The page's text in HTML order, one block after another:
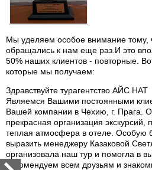
Мы уделяем особое внимание тому,
обращались к нам еще раз.И это
50% наших клиентов - повторные.
которые мы получаем:
Здравствуйте турагентство АЙС НАТ
Являемся Вашими постоянными
Вашей компании в Чехию, г. Прага.
прекрасная организация
теплая атмосфера в отеле. Особую
выразить менеджеру Казаковой
организовала наш тур и помогла в
Рекомендуем всем друзьям и